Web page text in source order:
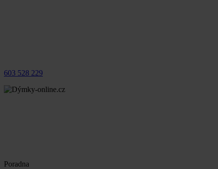
603 528 229
Poradna